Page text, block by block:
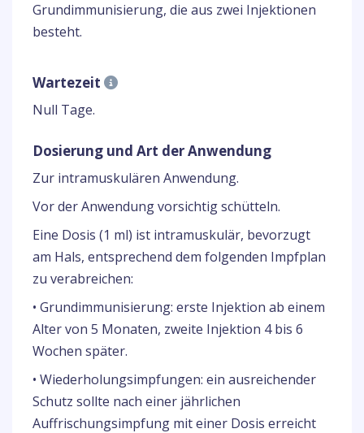
Grundimmunisierung, die aus zwei Injektionen
besteht.
Wartezeit
Null Tage.
Dosierung und Art der Anwendung
Zur intramuskulären Anwendung.
Vor der Anwendung vorsichtig schütteln.
Eine Dosis (1 ml) ist intramuskulär, bevorzugt
am Hals, entsprechend dem folgenden Impfplan
zu verabreichen:
• Grundimmunisierung: erste Injektion ab einem
Alter von 5 Monaten, zweite Injektion 4 bis 6
Wochen später.
• Wiederholungsimpfungen: ein ausreichender
Schutz sollte nach einer jährlichen
Auffrischungsimpfung mit einer Dosis erreicht